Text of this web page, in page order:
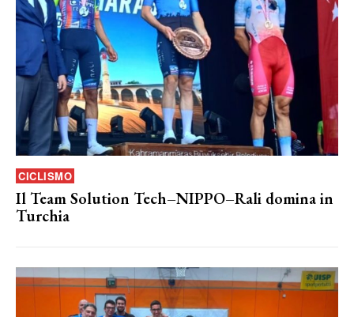
CICLISMO
Il Team Solution Tech–NIPPO–Rali domina in
Turchia